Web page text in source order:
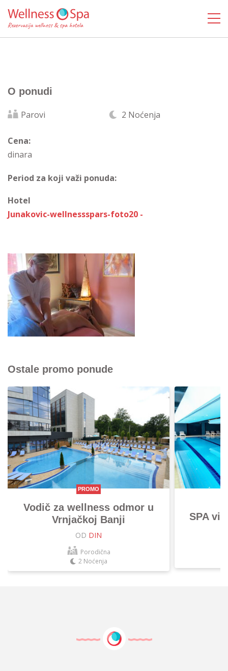
O ponudi
Parovi 2 Noćenja
Cena:
dinara
Period za koji važi ponuda:
Hotel
Junakovic-wellnessspars-foto20 -
Ostale promo ponude
PROMO
Vodič za wellness odmor u
Vrnjačkoj Banji
OD DIN
Porodična
2 Noćenja
SPA